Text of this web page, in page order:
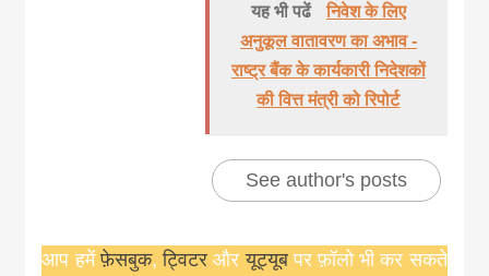
यह भी पढें
निवेश के लिए
अनुकूल वातावरण का अभाव -
राष्ट्र बैंक के कार्यकारी निदेशकों
की वित्त मंत्री को रिपोर्ट
See author's posts
आप हमेंफ़ेसबुक,ट्विटरऔरयूट्यूबपर फ़ॉलो भी कर सकते